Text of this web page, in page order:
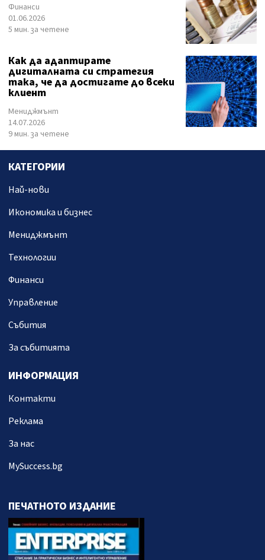
Финанси
01.06.2026
5 мин. за четене
Как да адаптирате
дигиталната си стратегия
така, че да достигате до всеки
клиент
Мениджмънт
14.07.2026
9 мин. за четене
КАТЕГОРИИ
Най-нови
Икономика и бизнес
Мениджмънт
Технологии
Финанси
Управление
Събития
За събитията
ИНФОРМАЦИЯ
Контакти
Реклама
За нас
MySuccess.bg
ПЕЧАТНОТО ИЗДАНИЕ